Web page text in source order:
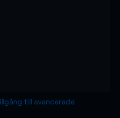
till avancerade